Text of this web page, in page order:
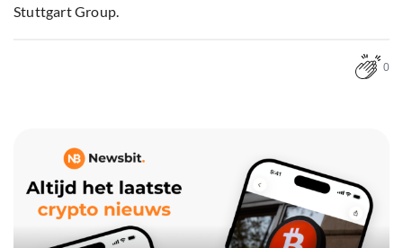
Stuttgart Group.
0